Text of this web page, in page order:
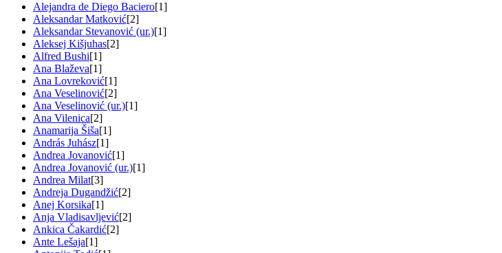
Alejandra de Diego Baciero[1]
Aleksandar Matković[2]
Aleksandar Stevanović (ur.)[1]
Aleksej Kišjuhas[2]
Alfred Bushi[1]
Ana Blaževa[1]
Ana Lovreković[1]
Ana Veselinović[2]
Ana Veselinović (ur.)[1]
Ana Vilenica[2]
Anamarija Šiša[1]
András Juhász[1]
Andrea Jovanović[1]
Andrea Jovanović (ur.)[1]
Andrea Milat[3]
Andreja Dugandžić[2]
Anej Korsika[1]
Anja Vladisavljević[2]
Ankica Čakardić[2]
Ante Lešaja[1]